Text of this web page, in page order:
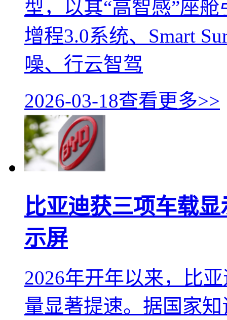
型，以其“高智感”座
增程3.0系统、Smart
噪、行云智驾
2026-03-18查看更多>>
比亚迪获三项车载
示屏
2026年开年以来，比
量显著提速。据国家